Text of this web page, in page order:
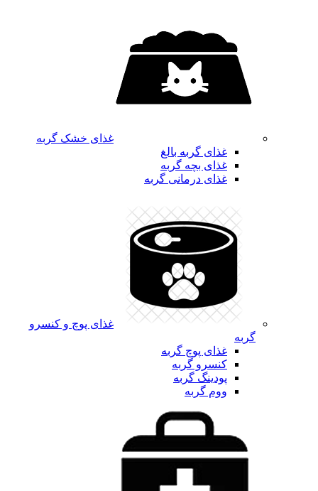
غذای خشک گربه
غذای گربه بالغ
غذای بچه گربه
غذای درمانی گربه
غذای پوچ و کنسرو
گربه
غذای پوچ گربه
کنسرو گربه
پودینگ گربه
ووم گربه